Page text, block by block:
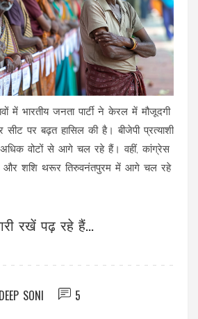
में भारतीय जनता पार्टी ने केरल में मौजूदगी
पर बढ़त हासिल की है। बीजेपी प्रत्याशी
वोटों से आगे चल रहे हैं। वहीं, कांग्रेस
और शशि थरूर तिरुवनंतपुरम में आगे चल रहे
रखें पढ़ रहे हैं...
SONI 5